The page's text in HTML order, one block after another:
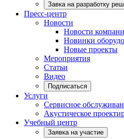
Завка на разработку
Пресс-центр
Новости
Новости
Новинки
Новые проекты
Мероприятия
Статьи
Видео
Подписаться
Услуги
Сервисное
Акустическое
Учебный центр
Заявка на участие